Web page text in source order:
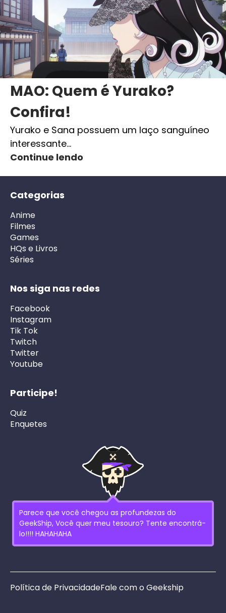
MAO: Quem é Yurako?
Confira!
Yurako e Sana possuem um laço sanguíneo
interessante…
Continue lendo
Categorias
Anime
Filmes
Games
HQs e Livros
Séries
Nos siga nas redes
Facebook
Instagram
Tik Tok
Twitch
Twitter
Youtube
Participe!
Quiz
Enquetes
Parece que você chegou as profundezas do
GeekShip, Você quer meu tesouro? Tente encontrá-
lo!!!! HAHAHAHA
Política de PrivacidadeFale com o Geekship